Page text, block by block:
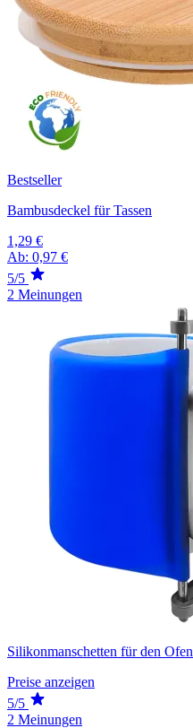
Bestseller
Bambusdeckel für Tassen
1,29 €
Ab: 0,97 €
5/5
2 Meinungen
Silikonmanschetten für den Ofen
Preise anzeigen
5/5
2 Meinungen